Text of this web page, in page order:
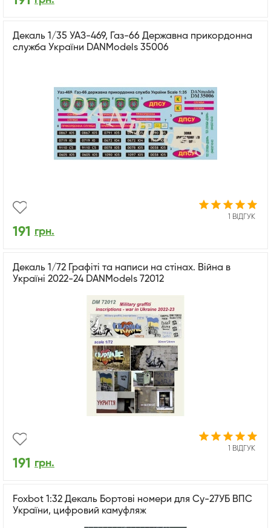
Декаль 1/35 УАЗ-469, Газ-66 Державна прикордонна
служба України DANModels 35006
1 ВІДГУК
191 грн.
Декаль 1/72 Графіті та написи на стінах. Війна в
Україні 2022-24 DANModels 72012
1 ВІДГУК
191 грн.
Foxbot 1:32 Декаль Бортові номери для Су-27УБ ВПС
України, цифровий камуфляж